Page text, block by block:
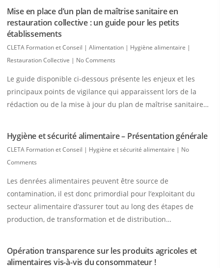
Mise en place d’un plan de maîtrise sanitaire en
restauration collective : un guide pour les petits
établissements
CLETA Formation et Conseil | Alimentation | Hygiène alimentaire |
Restauration Collective | No Comments
Le guide disponible ci-dessous présente les enjeux et les
principaux points de vigilance qui apparaissent lors de la
rédaction ou de la mise à jour du plan de maîtrise sanitaire…
Hygiène et sécurité alimentaire – Présentation générale
CLETA Formation et Conseil | Hygiène et sécurité alimentaire | No
Comments
Les denrées alimentaires peuvent être source de
contamination, il est donc primordial pour l’exploitant du
secteur alimentaire d’assurer tout au long des étapes de
production, de transformation et de distribution…
Opération transparence sur les produits agricoles et
alimentaires vis-à-vis du consommateur !